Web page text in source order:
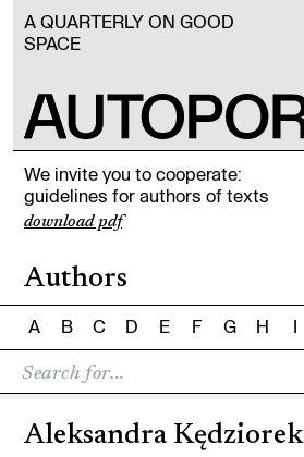
A QUARTERLY ON GOOD
SPACE
We invite you to cooperate:
guidelines for authors of texts
download pdf
Authors
A B C D E F G H I
Aleksandra Kędziorek